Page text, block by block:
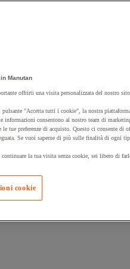
un prodotto:
Manutan
offrirti una visita personalizzata del nostro
pulsante "Accetta tutti i cookie", la nostra
informazioni consentono al nostro team di
le tue preferenze di acquisto. Questo ci consente
Se vuoi saperne di più sulle finalità di ogni
la tua visita senza cookie, sei libero di
cookie